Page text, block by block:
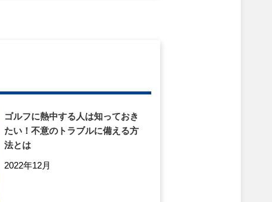
ゴルフに熱中する人は知っておき
たい！不意のトラブルに備える方
法とは
2022年12月